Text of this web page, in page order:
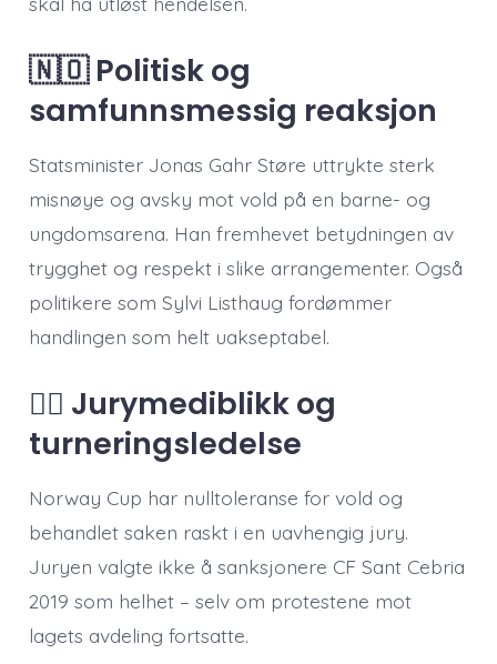
🇳🇴 Politisk og
samfunnsmessig reaksjon
Statsminister Jonas Gahr Støre uttrykte sterk
misnøye og avsky mot vold på en barne- og
ungdomsarena. Han fremhevet betydningen av
trygghet og respekt i slike arrangementer. Også
politikere som Sylvi Listhaug fordømmer
handlingen som helt uakseptabel.
🧑‍⚖️ Jurymediblikk og
turneringsledelse
Norway Cup har nulltoleranse for vold og
behandlet saken raskt i en uavhengig jury.
Juryen valgte ikke å sanksjonere CF Sant Cebria
2019 som helhet – selv om protestene mot
lagets avdeling fortsatte.